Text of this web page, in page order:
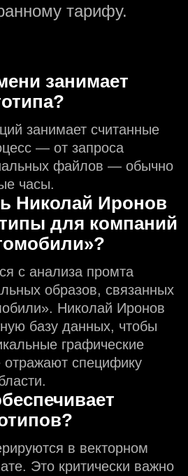
тарифу.
занимает
занимает считанные
— от запроса
файлов — обычно
часы.
Николай Иронов
для компаний
с анализа промта
образов, связанных
Николай Иронов
базу данных, чтобы
графические
специфику
в векторном
Это критически важно